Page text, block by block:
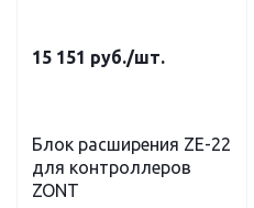
15 151 руб./шт.
Блок расширения ZE-22
для контроллеров
ZONT